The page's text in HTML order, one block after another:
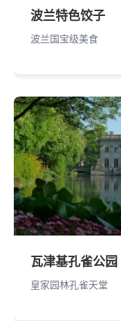
波兰特色饺子
波兰国宝级美食
瓦津基孔雀公园
皇家园林孔雀天堂